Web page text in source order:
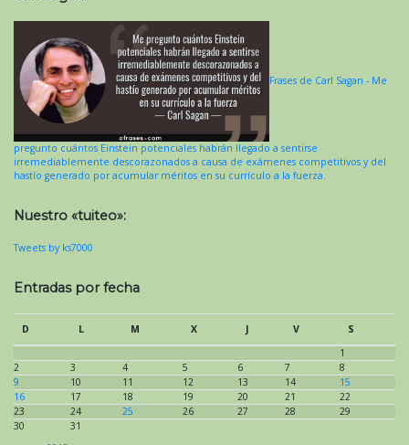
Frases de Carl Sagan - Me
pregunto cuántos Einstein potenciales habrán llegado a sentirse
irremediablemente descorazonados a causa de exámenes competitivos y del
hastío generado por acumular méritos en su currículo a la fuerza.
Nuestro «tuiteo»:
Tweets by ks7000
Entradas por fecha
D L M X J V
S
1
2
3 4 5 6 7
8
9
10 11 12 13 14
15
16
17 18 19 20 21
22
23
24 25 26 27 28
29
30
31